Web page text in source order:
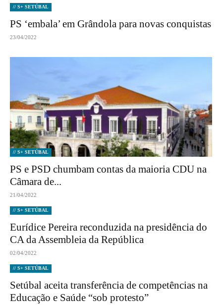
// S+ SETÚBAL
PS ‘embala’ em Grândola para novas conquistas
23/04/2022
// S+ SETÚBAL
PS e PSD chumbam contas da maioria CDU na
Câmara de...
21/04/2022
// S+ SETÚBAL
Eurídice Pereira reconduzida na presidência do
CA da Assembleia da República
02/04/2022
// S+ SETÚBAL
Setúbal aceita transferência de competências na
Educação e Saúde “sob protesto”